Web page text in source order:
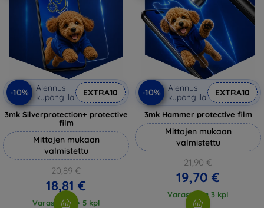
-10%
Alennus
kupongilla
EXTRA10
3mk Silverprotection+ protective
film
Mittojen mukaan
valmistettu
20,89 €
18,81 €
Varastossa > 5 kpl
-10%
Alennus
kupongilla
EXTRA10
3mk Hammer protective film
Mittojen mukaan
valmistettu
21,90 €
19,70 €
Varastossa 3 kpl